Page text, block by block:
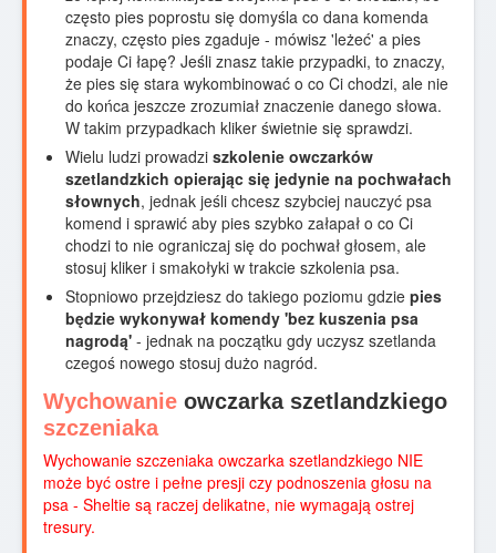
często pies poprostu się domyśla co dana komenda
znaczy, często pies zgaduje - mówisz 'leżeć' a pies
podaje Ci łapę? Jeśli znasz takie przypadki, to znaczy,
że pies się stara wykombinować o co Ci chodzi, ale nie
do końca jeszcze zrozumiał znaczenie danego słowa.
W takim przypadkach kliker świetnie się sprawdzi.
Wielu ludzi prowadzi szkolenie owczarków
szetlandzkich opierając się jedynie na pochwałach
słownych, jednak jeśli chcesz szybciej nauczyć psa
komend i sprawić aby pies szybko załapał o co Ci
chodzi to nie ograniczaj się do pochwał głosem, ale
stosuj kliker i smakołyki w trakcie szkolenia psa.
Stopniowo przejdziesz do takiego poziomu gdzie pies
będzie wykonywał komendy 'bez kuszenia psa
nagrodą' - jednak na początku gdy uczysz szetlanda
czegoś nowego stosuj dużo nagród.
Wychowanie owczarka szetlandzkiego
szczeniaka
Wychowanie szczeniaka owczarka szetlandzkiego NIE
może być ostre i pełne presji czy podnoszenia głosu na
psa - Sheltie są raczej delikatne, nie wymagają ostrej
tresury.